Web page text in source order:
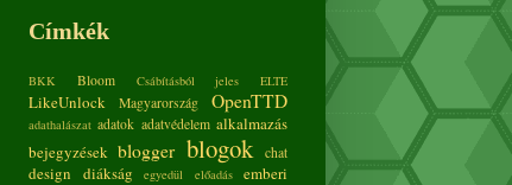
Címkék
BKK Bloom Csábításból jeles ELTE
LikeUnlock Magyarország OpenTTD
adathalászat adatok adatvédelem alkalmazás
bejegyzések blogger blogok chat
design diákság egyedül előadás
emberi